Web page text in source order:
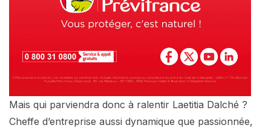
Mais qui parviendra donc à ralentir Laetitia Dalché ?
Cheffe d’entreprise aussi dynamique que passionnée,